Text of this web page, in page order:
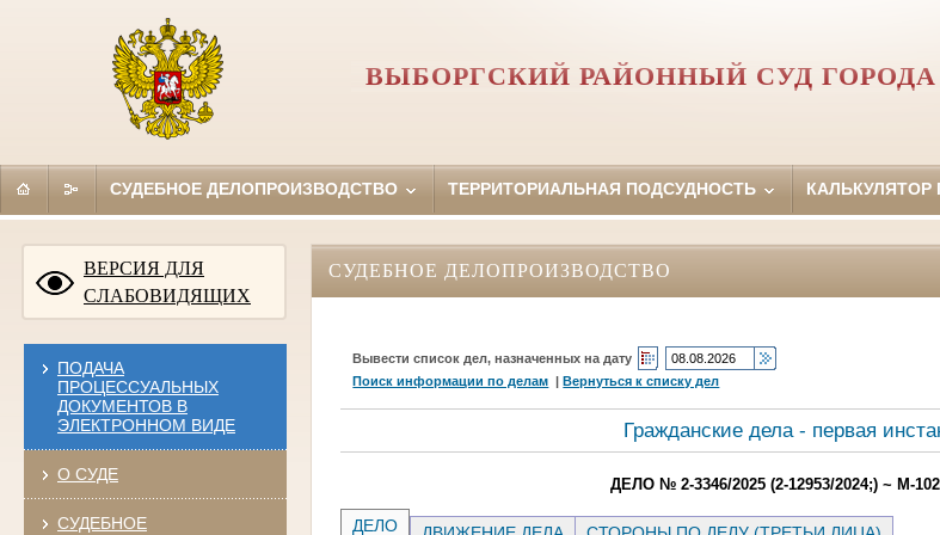
ВЫБОРГСКИЙ РАЙОННЫЙ СУД ГОРОДА
СУДЕБНОЕ ДЕЛОПРОИЗВОДСТВО ТЕРРИТОРИАЛЬНАЯ ПОДСУДНОСТЬ
ВЕРСИЯ ДЛЯ
СЛАБОВИДЯЩИХ
ПОДАЧА
ПРОЦЕССУАЛЬНЫХ
ДОКУМЕНТОВ В
ЭЛЕКТРОННОМ ВИДЕ
О СУДЕ
СУДЕБНОЕ
СУДЕБНОЕ ДЕЛОПРОИЗВОДСТВО
Вывести список дел, назначенных на дату
Поиск информации по делам |Вернуться к списку дел
Гражданские дела - первая
ДЕЛО № 2-3346/2025 (2-12953/2024;) ~ М-
ДЕЛО